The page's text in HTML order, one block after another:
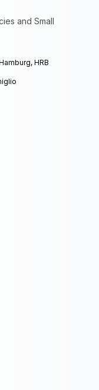
and Small
HRB